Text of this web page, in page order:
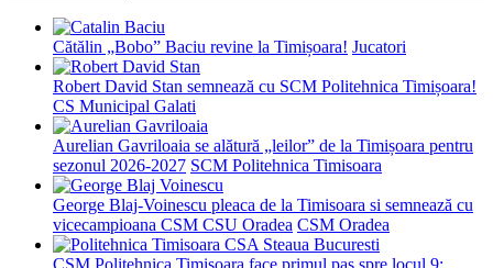
Cătălin „Bobo” Baciu revine la Timișoara! Jucatori
Robert David Stan semnează cu SCM Politehnica Timișoara!
CS Municipal Galati
Aurelian Gavriloaia se alătură „leilor” de la Timișoara pentru
sezonul 2026-2027 SCM Politehnica Timisoara
George Blaj-Voinescu pleaca de la Timisoara si semnează cu
vicecampioana CSM CSU Oradea CSM Oradea
CSM Politehnica Timișoara face primul pas spre locul 9: